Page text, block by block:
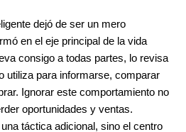
dejó de ser un mero
en el eje principal de la vida
consigo a todas partes, lo revisa
utiliza para informarse, comparar
Ignorar este comportamiento no
oportunidades y ventas.
táctica adicional, sino el centro